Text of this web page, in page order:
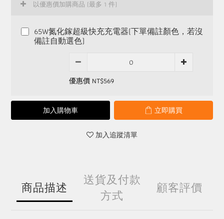
以優惠價加購商品 (最多 1 件)
65W氮化鎵超級快充充電器(下單備註顏色，若沒
備註自動選色)
優惠價 NT$569
加入購物車 立即購買
加入追蹤清單
商品描述
送貨及付款
方式
顧客評價